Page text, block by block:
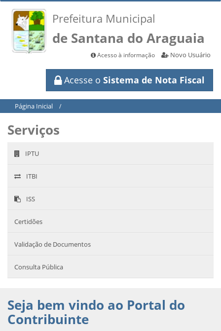
Prefeitura Municipal
de Santana do Araguaia
Acesso à informação Novo Usuário
Acesse o Sistema de Nota Fiscal
Página Inicial /
Serviços
IPTU
ITBI
ISS
Certidões
Validação de Documentos
Consulta Pública
Seja bem vindo ao Portal do
Contribuinte